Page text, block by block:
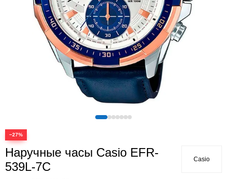
−27%
Наручные часы Casio EFR-
539L-7C
Casio